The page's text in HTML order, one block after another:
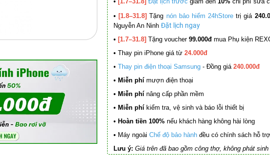
• [1.8–31.8] Tặng nón bảo hiểm 24hStore trị giá
Nguyễn An Ninh Đặt lịch ngay
• [1.7–31.8] Tặng voucher 99.000đ mua Phụ kiện
• Thay pin iPhone giá từ 24.000đ
• Thay pin điện thoại Samsung - Đồng giá 240.000đ
• Miễn phí mượn điện thoại
• Miễn phí nâng cấp phần mềm
• Miễn phí kiểm tra, vệ sinh và báo lỗi thiết bị
• Hoàn tiền 100% nếu khách hàng không hài lòng
• Máy ngoài Chế độ bảo hành đều có chính sách hỗ
Lưu ý: Giá trên đã bao gồm công thợ, không phát